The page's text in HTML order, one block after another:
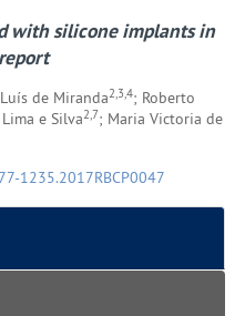
with silicone implants in
de Miranda2,3,4; Roberto
e Silva2,7; Maria Victoria de
1235.2017RBCP0047